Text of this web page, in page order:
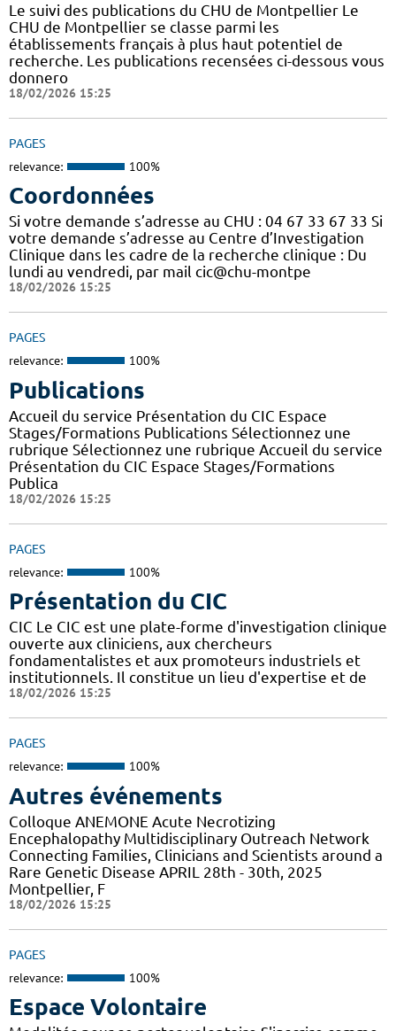
Le suivi des publications du CHU de Montpellier Le
CHU de Montpellier se classe parmi les
établissements français à plus haut potentiel de
recherche. Les publications recensées ci-dessous vous
donnero
18/02/2026 15:25
PAGES
relevance: 100%
Coordonnées
Si votre demande s’adresse au CHU : 04 67 33 67 33 Si
votre demande s’adresse au Centre d’Investigation
Clinique dans les cadre de la recherche clinique : Du
lundi au vendredi, par mail cic@chu-montpe
18/02/2026 15:25
PAGES
relevance: 100%
Publications
Accueil du service Présentation du CIC Espace
Stages/Formations Publications Sélectionnez une
rubrique Sélectionnez une rubrique Accueil du service
Présentation du CIC Espace Stages/Formations
Publica
18/02/2026 15:25
PAGES
relevance: 100%
Présentation du CIC
CIC Le CIC est une plate-forme d'investigation clinique
ouverte aux cliniciens, aux chercheurs
fondamentalistes et aux promoteurs industriels et
institutionnels. Il constitue un lieu d'expertise et de
18/02/2026 15:25
PAGES
relevance: 100%
Autres événements
Colloque ANEMONE Acute Necrotizing
Encephalopathy Multidisciplinary Outreach Network
Connecting Families, Clinicians and Scientists around a
Rare Genetic Disease APRIL 28th - 30th, 2025
Montpellier, F
18/02/2026 15:25
PAGES
relevance: 100%
Espace Volontaire